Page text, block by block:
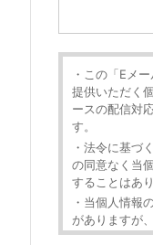
・この「Eメ
提供いただく
ースの配信対
す。
・法令に基づ
の同意なく当
することはあ
・当個人情報
がありますが
託先における